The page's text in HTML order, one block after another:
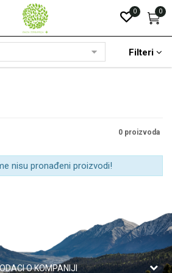
0
0
Filteri
0 proizvoda
nisu pronađeni proizvodi!
O KOMPANIJI